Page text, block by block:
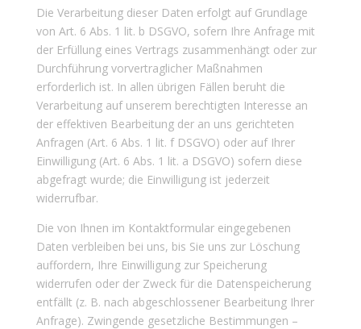
Die Verarbeitung dieser Daten erfolgt auf Grundlage
von Art. 6 Abs. 1 lit. b DSGVO, sofern Ihre Anfrage mit
der Erfüllung eines Vertrags zusammenhängt oder zur
Durchführung vorvertraglicher Maßnahmen
erforderlich ist. In allen übrigen Fällen beruht die
Verarbeitung auf unserem berechtigten Interesse an
der effektiven Bearbeitung der an uns gerichteten
Anfragen (Art. 6 Abs. 1 lit. f DSGVO) oder auf Ihrer
Einwilligung (Art. 6 Abs. 1 lit. a DSGVO) sofern diese
abgefragt wurde; die Einwilligung ist jederzeit
widerrufbar.
Die von Ihnen im Kontaktformular eingegebenen
Daten verbleiben bei uns, bis Sie uns zur Löschung
auffordern, Ihre Einwilligung zur Speicherung
widerrufen oder der Zweck für die Datenspeicherung
entfällt (z. B. nach abgeschlossener Bearbeitung Ihrer
Anfrage). Zwingende gesetzliche Bestimmungen –